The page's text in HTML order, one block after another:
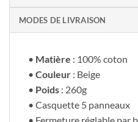
MODES DE LIVRAISON
• Matière : 100% coton
• Couleur : Beige
• Poids : 260g
• Casquette 5 panneaux